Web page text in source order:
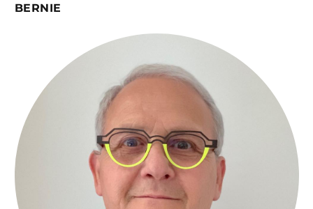
BERNIE